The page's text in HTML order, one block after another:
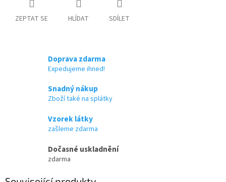
ZEPTAT SE HLÍDAT SDÍLET
Doprava zdarma
Expedujeme ihned!
Snadný nákup
Zboží také na splátky
Vzorek látky
zašleme zdarma
Dočasné uskladnění
zdarma